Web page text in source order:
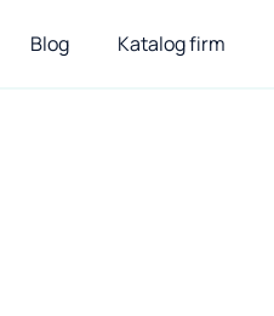
Blog Katalog firm